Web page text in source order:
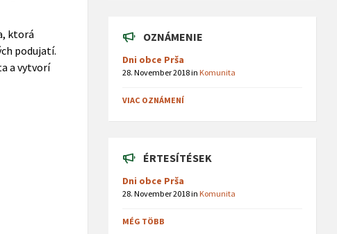
ktorá
podujatí.
a vytvorí
OZNÁMENIE
Dni obce Prša
28. November 2018inKomunita
VIAC OZNÁMENÍ
ÉRTESÍTÉSEK
Dni obce Prša
28. November 2018inKomunita
MÉG TÖBB